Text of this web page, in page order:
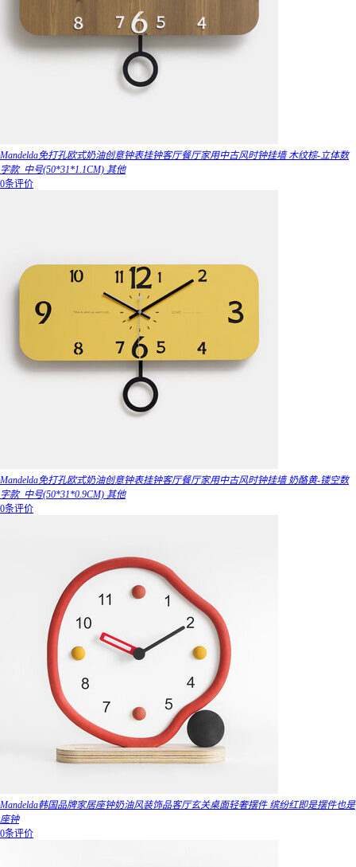
Mandelda免打孔欧式奶油创意钟表挂钟客厅餐厅家用中古风时钟挂墙 木纹棕-立体数
字款_中号(50*31*1.1CM) 其他
0条评价
Mandelda免打孔欧式奶油创意钟表挂钟客厅餐厅家用中古风时钟挂墙 奶酪黄-镂空数
字款_中号(50*31*0.9CM) 其他
0条评价
Mandelda韩国品牌家居座钟奶油风装饰品客厅玄关桌面轻奢摆件 缤纷红即是摆件也是
座钟
0条评价